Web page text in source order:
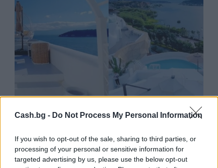
Cash.bg - Do Not Process My Personal Information
If you wish to opt-out of the sale, sharing to third parties, or
processing of your personal or sensitive information for
targeted advertising by us, please use the below opt-out
Санторини